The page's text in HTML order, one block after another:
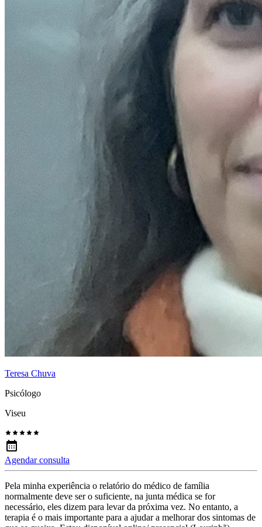
Teresa Chuva
Psicólogo
Viseu
Agendar consulta
Pela minha experiência o relatório do médico de família
normalmente deve ser o suficiente, na junta médica se for
necessário, eles dizem para levar da próxima vez. No entanto, a
terapia é o mais importante para a ajudar a melhorar dos sintomas de